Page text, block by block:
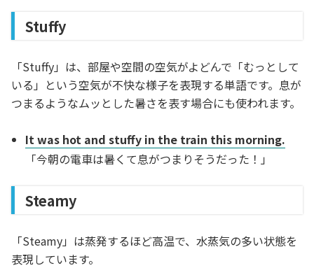
Stuffy
「Stuffy」は、部屋や空間の空気がよどんで「むっとして
いる」という空気が不快な様子を表現する単語です。息が
つまるようなムッとした暑さを表す場合にも使われます。
It was hot and stuffy in the train this morning.
「今朝の電車は暑くて息がつまりそうだった！」
Steamy
「Steamy」は蒸発するほど高温で、水蒸気の多い状態を
表現しています。